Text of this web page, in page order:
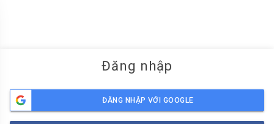
Đăng nhập
ĐĂNG NHẬP VỚI GOOGLE